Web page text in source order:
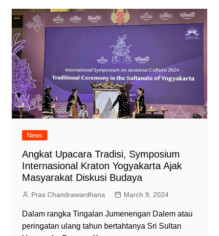
News
Angkat Upacara Tradisi, Symposium
Internasional Kraton Yogyakarta Ajak
Masyarakat Diskusi Budaya
Pras Chandrawardhana March 9, 2024
Dalam rangka Tingalan Jumenengan Dalem atau
peringatan ulang tahun bertahtanya Sri Sultan